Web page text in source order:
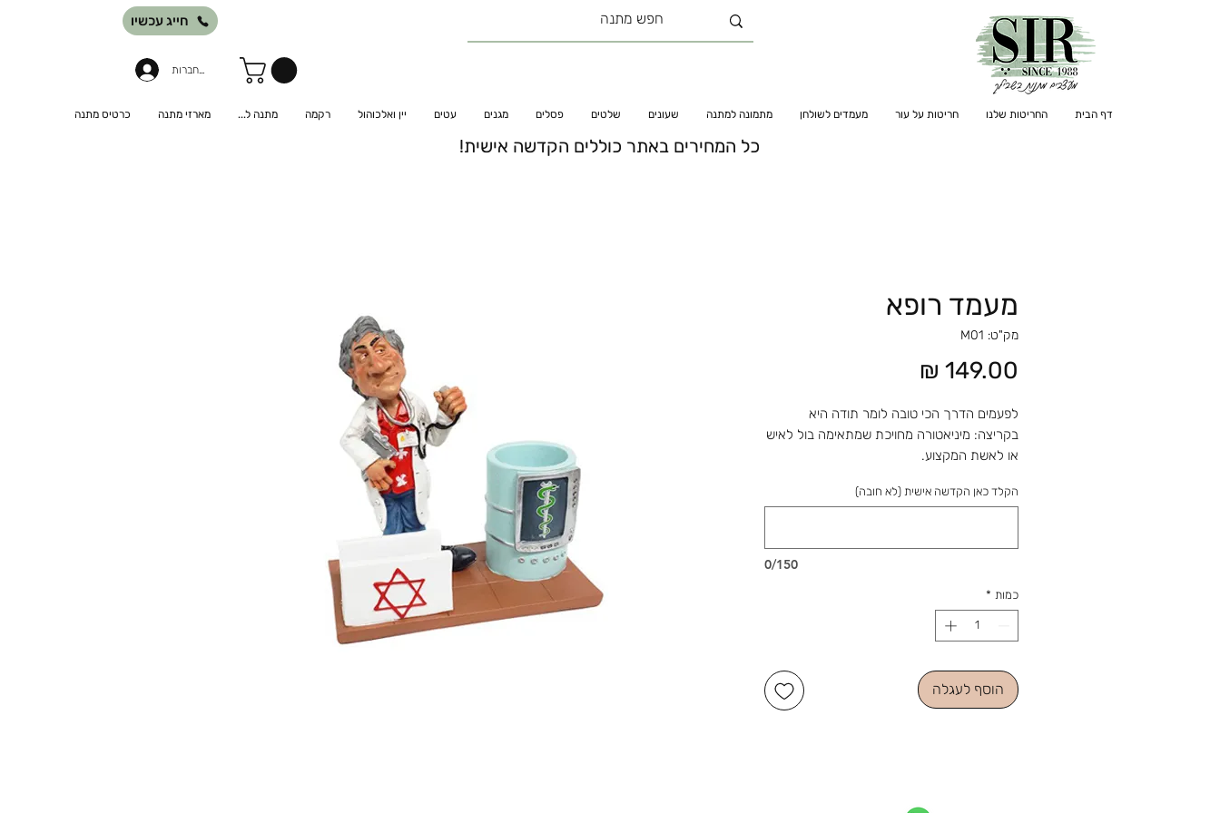
חייג עכשיו
להתחברות
דף הבית החריטות שלנו חריטות על עור מעמדים לשולחן מתמונה למתנה שעונים שלטים פסלים מגנים עטים יין ואלכוהול רקמה מתנה ל... מארזי מתנה כרטיס מתנה
כל המחירים באתר כוללים הקדשה אישית!
מעמד רופא
מק"ט: M01
לפעמים הדרך הכי טובה לומר תודה היא
בקריצה: מיניאטורה מחויכת שמתאימה בול לאיש
או לאשת המקצוע.
כולל הקדשה אישית
ומתנה שמוכנה בזמן לשמחה. נפגשים בשמחות.
הקלד כאן הקדשה אישית (לא חובה)
0/150
כמות *
הוסף לעגלה